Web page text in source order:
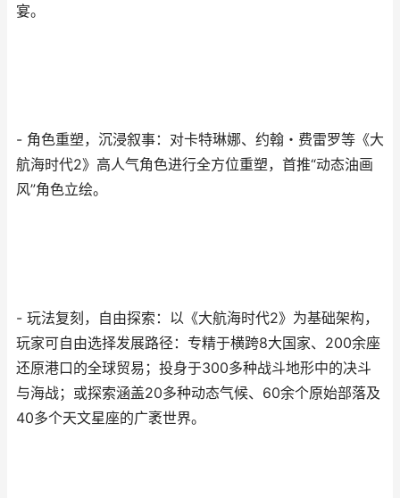
宴。
- 角色重塑，沉浸叙事：对卡特琳娜、约翰・费雷罗等《大
航海时代2》高人气角色进行全方位重塑，首推“动态油画
风”角色立绘。
- 玩法复刻，自由探索：以《大航海时代2》为基础架构，
玩家可自由选择发展路径：专精于横跨8大国家、200余座
还原港口的全球贸易；投身于300多种战斗地形中的决斗
与海战；或探索涵盖20多种动态气候、60余个原始部落及
40多个天文星座的广袤世界。